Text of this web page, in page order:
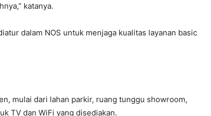
katanya.
dalam NOS untuk menjaga kualitas layanan basic
mulai dari lahan parkir, ruang tunggu showroom,
TV dan WiFi yang disediakan.